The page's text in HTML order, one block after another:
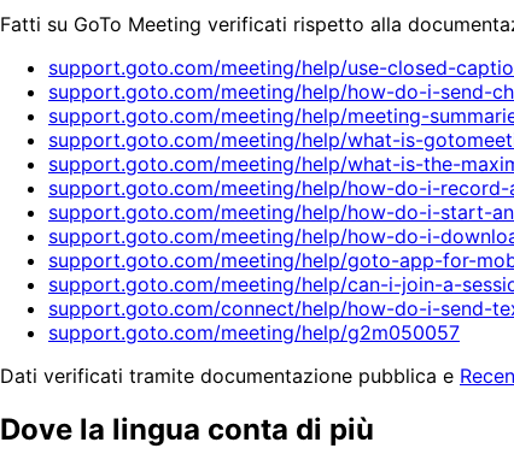
Fatti su GoTo Meeting verificati rispetto alla
support.goto.com/meeting/help/use-closed-
support.goto.com/meeting/help/how-do-i-send-
support.goto.com/meeting/help/meeting-
support.goto.com/meeting/help/what-is-
support.goto.com/meeting/help/what-is-the-
support.goto.com/meeting/help/how-do-i-record-
support.goto.com/meeting/help/how-do-i-start-
support.goto.com/meeting/help/how-do-i-
support.goto.com/meeting/help/goto-app-for-
support.goto.com/meeting/help/can-i-join-a-
support.goto.com/connect/help/how-do-i-send-
support.goto.com/meeting/help/g2m050057
Dati verificati tramite documentazione pubblica e
Dove la lingua conta di più